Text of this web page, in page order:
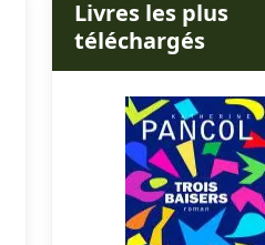
Livres les plus
téléchargés